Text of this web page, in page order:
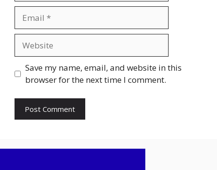
Save my name, email, and website in this
browser for the next time I comment.